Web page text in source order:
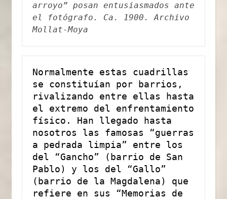
arroyo” posan entusiasmados ante
el fotógrafo. Ca. 1900. Archivo
Mollat-Moya
Normalmente estas cuadrillas
se constituían por barrios,
rivalizando entre ellas hasta
el extremo del enfrentamiento
físico. Han llegado hasta
nosotros las famosas “guerras
a pedrada limpia” entre los
del “Gancho” (barrio de San
Pablo) y los del “Gallo”
(barrio de la Magdalena) que
refiere en sus “Memorias de